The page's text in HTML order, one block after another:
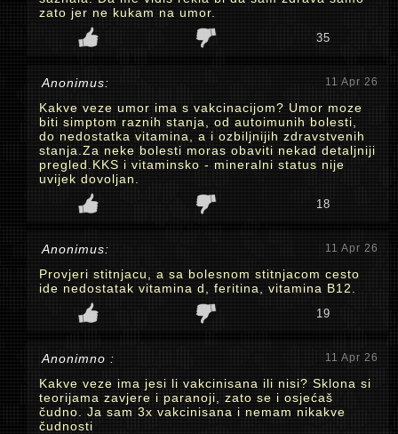
zato jer ne kukam na umor.
35
Anonimus: 11 Apr 26
Kakve veze umor ima s vakcinacijom? Umor moze
biti simptom raznih stanja, od autoimunih bolesti,
do nedostatka vitamina, a i ozbiljnijih zdravstvenih
stanja.Za neke bolesti moras obaviti nekad detaljniji
pregled.KKS i vitaminsko - mineralni status nije
uvijek dovoljan.
18
Anonimus: 11 Apr 26
Provjeri stitnjacu, a sa bolesnom stitnjacom cesto
ide nedostatak vitamina d, feritina, vitamina B12.
19
Anonimno : 11 Apr 26
Kakve veze ima jesi li vakcinisana ili nisi? Sklona si
teorijama zavjere i paranoji, zato se i osjećaš
čudno. Ja sam 3x vakcinisana i nemam nikakve
čudnosti